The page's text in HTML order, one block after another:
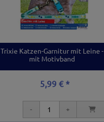
Trixie Katzen-Garnitur mit Leine -
mit Motivband
5,99 € *